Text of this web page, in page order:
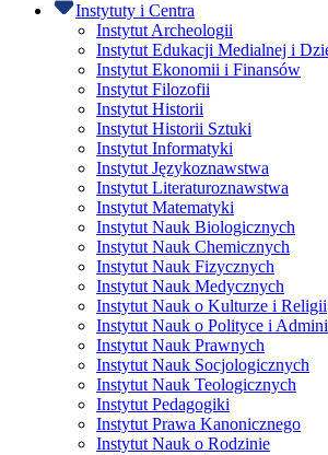
Instytuty i Centra
Instytut Archeologii
Instytut Edukacji Medialnej i
Instytut Ekonomii i Finansów
Instytut Filozofii
Instytut Historii
Instytut Historii Sztuki
Instytut Informatyki
Instytut Językoznawstwa
Instytut Literaturoznawstwa
Instytut Matematyki
Instytut Nauk Biologicznych
Instytut Nauk Chemicznych
Instytut Nauk Fizycznych
Instytut Nauk Medycznych
Instytut Nauk o Kulturze i Religii
Instytut Nauk o Polityce i
Instytut Nauk Prawnych
Instytut Nauk Socjologicznych
Instytut Nauk Teologicznych
Instytut Pedagogiki
Instytut Prawa Kanonicznego
Instytut Nauk o Rodzinie